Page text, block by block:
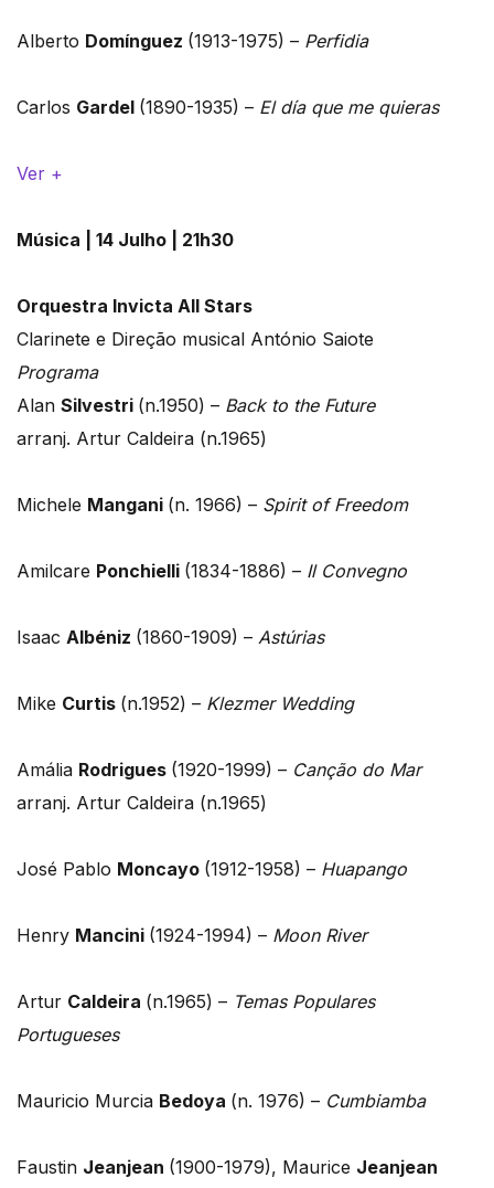
Alberto Domínguez (1913-1975) – Perfidia
Carlos Gardel (1890-1935) – El día que me quieras
Ver +
Música | 14 Julho | 21h30
Orquestra Invicta All Stars
Clarinete e Direção musical António Saiote
Programa
Alan Silvestri (n.1950) – Back to the Future
arranj. Artur Caldeira (n.1965)
Michele Mangani (n. 1966) – Spirit of Freedom
Amilcare Ponchielli (1834-1886) – Il Convegno
Isaac Albéniz (1860-1909) – Astúrias
Mike Curtis (n.1952) – Klezmer Wedding
Amália Rodrigues (1920-1999) – Canção do Mar
arranj. Artur Caldeira (n.1965)
José Pablo Moncayo (1912-1958) – Huapango
Henry Mancini (1924-1994) – Moon River
Artur Caldeira (n.1965) – Temas Populares
Portugueses
Mauricio Murcia Bedoya (n. 1976) – Cumbiamba
Faustin Jeanjean (1900-1979), Maurice Jeanjean